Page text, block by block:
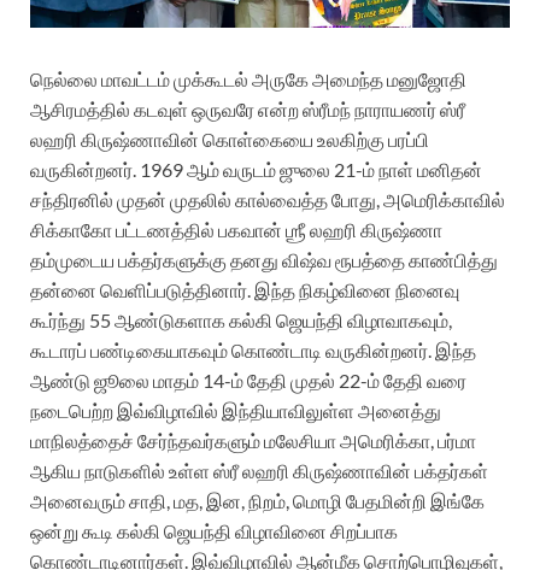
நெல்லை மாவட்டம் முக்கூடல் அருகே அமைந்த மனுஜோதி
ஆசிரமத்தில் கடவுள் ஒருவரே என்ற ஸ்ரீமந் நாராயணர் ஸ்ரீ
லஹரி கிருஷ்ணாவின் கொள்கையை உலகிற்கு பரப்பி
வருகின்றனர். 1969 ஆம் வருடம் ஜுலை 21-ம் நாள் மனிதன்
சந்திரனில் முதன் முதலில் கால்வைத்த போது, அமெரிக்காவில்
சிக்காகோ பட்டணத்தில் பகவான் ஶ்ரீ லஹரி கிருஷ்ணா
தம்முடைய பக்தர்களுக்கு தனது விஷ்வ ரூபத்தை காண்பித்து
தன்னை வெளிப்படுத்தினார். இந்த நிகழ்வினை நினைவு
கூர்ந்து 55 ஆண்டுகளாக கல்கி ஜெயந்தி விழாவாகவும்,
கூடாரப் பண்டிகையாகவும் கொண்டாடி வருகின்றனர். இந்த
ஆண்டு ஜூலை மாதம் 14-ம் தேதி முதல் 22-ம் தேதி வரை
நடைபெற்ற இவ்விழாவில் இந்தியாவிலுள்ள அனைத்து
மாநிலத்தைச் சேர்ந்தவர்களும் மலேசியா அமெரிக்கா, பர்மா
ஆகிய நாடுகளில் உள்ள ஸ்ரீ லஹரி கிருஷ்ணாவின் பக்தர்கள்
அனைவரும் சாதி, மத, இன, நிறம், மொழி பேதமின்றி இங்கே
ஒன்று கூடி கல்கி ஜெயந்தி விழாவினை சிறப்பாக
கொண்டாடினார்கள். இவ்விழாவில் ஆன்மீக சொற்பொழிவுகள்,